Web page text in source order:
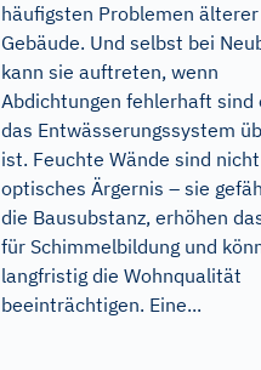
häufigsten Problemen älterer
Gebäude. Und selbst bei
kann sie auftreten, wenn
Abdichtungen fehlerhaft sind
das Entwässerungssystem
ist. Feuchte Wände sind
optisches Ärgernis – sie
die Bausubstanz, erhöhen
für Schimmelbildung und
langfristig die Wohnqualität
beeinträchtigen. Eine...